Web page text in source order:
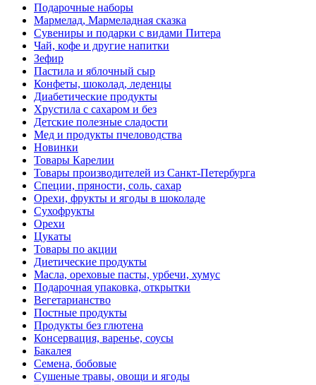
Подарочные наборы
Мармелад, Мармеладная сказка
Сувениры и подарки с видами Питера
Чай, кофе и другие напитки
Зефир
Пастила и яблочный сыр
Конфеты, шоколад, леденцы
Диабетические продукты
Хрустила с сахаром и без
Детские полезные сладости
Мед и продукты пчеловодства
Новинки
Товары Карелии
Товары производителей из Санкт-Петербурга
Специи, пряности, соль, сахар
Орехи, фрукты и ягоды в шоколаде
Сухофрукты
Орехи
Цукаты
Товары по акции
Диетические продукты
Масла, ореховые пасты, урбечи, хумус
Подарочная упаковка, открытки
Вегетарианство
Постные продукты
Продукты без глютена
Консервация, варенье, соусы
Бакалея
Семена, бобовые
Сушеные травы, овощи и ягоды